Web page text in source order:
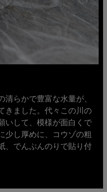
らかで豊富な水量が、
きました。代々この川の
いして、模様が面白くで
少し厚めに、コウゾの粗
、でんぷんのりで貼り付